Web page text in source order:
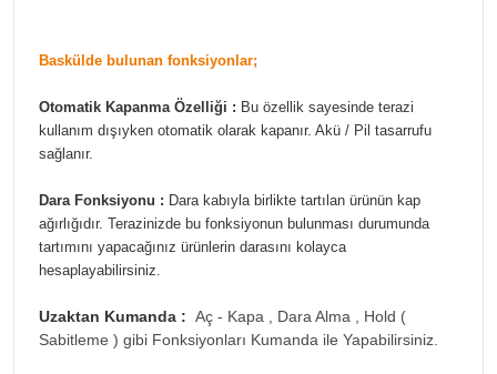
Baskülde bulunan fonksiyonlar;
Otomatik Kapanma Özelliği : Bu özellik sayesinde terazi
kullanım dışıyken otomatik olarak kapanır. Akü / Pil tasarrufu
sağlanır.
Dara Fonksiyonu : Dara kabıyla birlikte tartılan ürünün kap
ağırlığıdır. Terazinizde bu fonksiyonun bulunması durumunda
tartımını yapacağınız ürünlerin darasını kolayca
hesaplayabilirsiniz.
Uzaktan Kumanda : Aç - Kapa , Dara Alma , Hold (
Sabitleme ) gibi Fonksiyonları Kumanda ile Yapabilirsiniz.